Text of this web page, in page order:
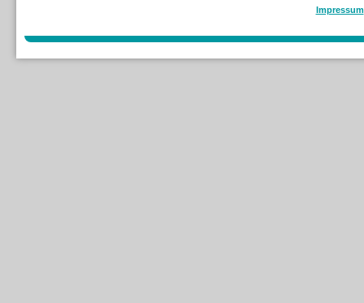
Impressum